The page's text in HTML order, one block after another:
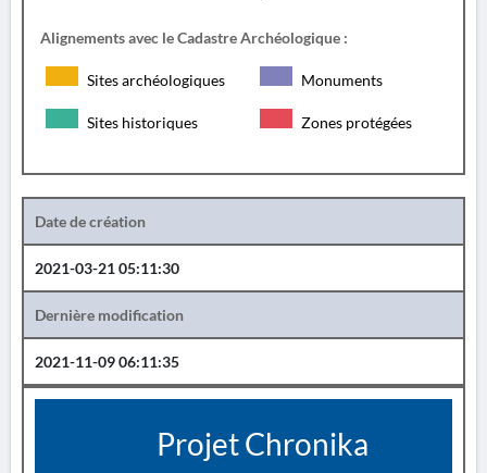
Alignements avec le Cadastre Archéologique :
Sites archéologiques Monuments
Sites historiques Zones protégées
Date de création
2021-03-21 05:11:30
Dernière modification
2021-11-09 06:11:35
Projet Chronika